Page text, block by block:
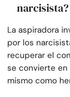
narcisista?
La aspiradora
por los
recuperar el
se convierte en
mismo como